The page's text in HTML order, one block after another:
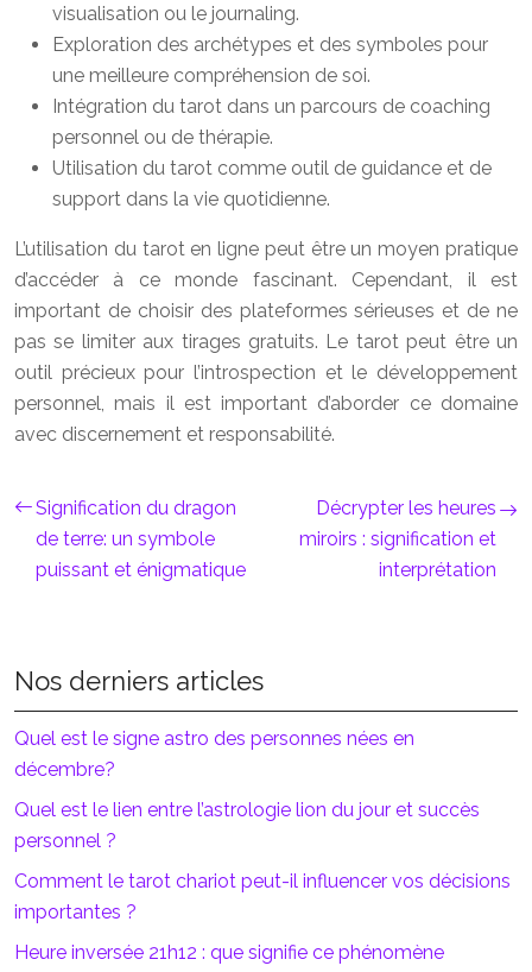
visualisation ou le journaling.
Exploration des archétypes et des symboles pour
une meilleure compréhension de soi.
Intégration du tarot dans un parcours de coaching
personnel ou de thérapie.
Utilisation du tarot comme outil de guidance et de
support dans la vie quotidienne.
L’utilisation du tarot en ligne peut être un moyen pratique
d’accéder à ce monde fascinant. Cependant, il est
important de choisir des plateformes sérieuses et de ne
pas se limiter aux tirages gratuits. Le tarot peut être un
outil précieux pour l’introspection et le développement
personnel, mais il est important d’aborder ce domaine
avec discernement et responsabilité.
Signification du dragon
de terre: un symbole
puissant et énigmatique
Décrypter les heures
miroirs : signification et
interprétation
Nos derniers articles
Quel est le signe astro des personnes nées en
décembre?
Quel est le lien entre l’astrologie lion du jour et succès
personnel ?
Comment le tarot chariot peut-il influencer vos décisions
importantes ?
Heure inversée 21h12 : que signifie ce phénomène